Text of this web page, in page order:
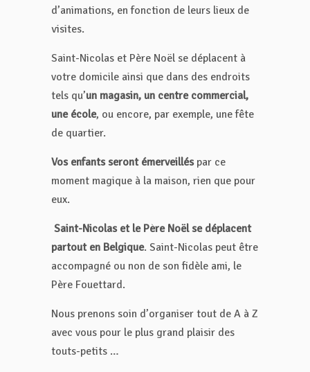
d’animations, en fonction de leurs lieux de
visites.
Saint-Nicolas et Père Noël se déplacent à
votre domicile ainsi que dans des endroits
tels qu’un magasin, un centre commercial,
une école, ou encore, par exemple, une fête
de quartier.
Vos enfants seront émerveilléspar ce
moment magique à la maison, rien que pour
eux.
Saint-Nicolas et le Père Noël se déplacent
partout en Belgique. Saint-Nicolas peut être
accompagné ou non de son fidèle ami, le
Père Fouettard.
Nous prenons soin d’organiser tout de A à Z
avec vous pour le plus grand plaisir des
touts-petits …